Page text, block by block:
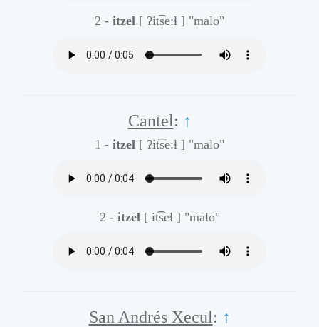
2 - itzel [ ʔit͡se:ɬ ] "malo"
Cantel: ↑
1 - itzel [ ʔit͡se:ɬ ] "malo"
2 - itzel [ it͡seɬ ] "malo"
San Andrés Xecul: ↑